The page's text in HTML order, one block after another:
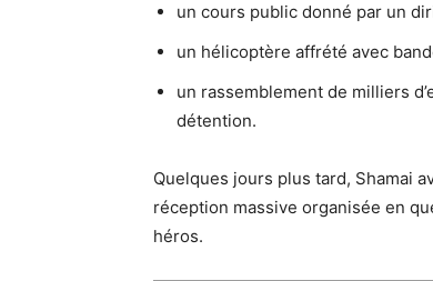
un cours public donné par un
un hélicoptère affrété avec
un rassemblement de milliers
détention.
Quelques jours plus tard, Shamai
réception massive organisée en
héros.